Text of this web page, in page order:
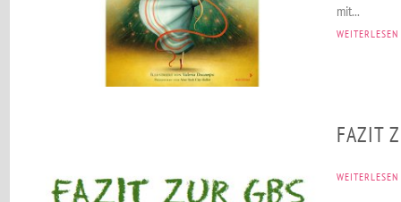
mit...
WEITERLESEN
FAZIT
WEITERLESEN